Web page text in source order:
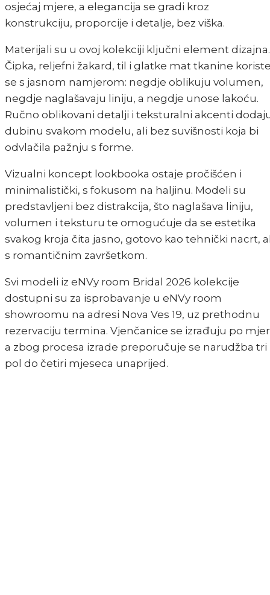
osjećaj mjere, a elegancija se gradi kroz
konstrukciju, proporcije i detalje, bez viška.
Materijali su u ovoj kolekciji ključni element dizajna.
Čipka, reljefni žakard, til i glatke mat tkanine
se s jasnom namjerom: negdje oblikuju volumen,
negdje naglašavaju liniju, a negdje unose lakoću.
Ručno oblikovani detalji i teksturalni akcenti
dubinu svakom modelu, ali bez suvišnosti koja bi
odvlačila pažnju s forme.
Vizualni koncept lookbooka ostaje pročišćen i
minimalistički, s fokusom na haljinu. Modeli su
predstavljeni bez distrakcija, što naglašava liniju,
volumen i teksturu te omogućuje da se estetika
svakog kroja čita jasno, gotovo kao tehnički nacrt,
s romantičnim završetkom.
Svi modeli iz eNVy room Bridal 2026 kolekcije
dostupni su za isprobavanje u eNVy room
showroomu na adresi Nova Ves 19, uz prethodnu
rezervaciju termina. Vjenčanice se izrađuju po
a zbog procesa izrade preporučuje se narudžba tri
pol do četiri mjeseca unaprijed.